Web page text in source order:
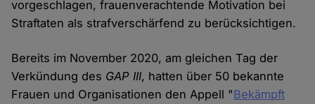
vorgeschlagen, frauenverachtende Motivation bei
Straftaten als strafverschärfend zu berücksichtigen.
Bereits im November 2020, am gleichen Tag der
Verkündung des GAP III, hatten über 50 bekannte
Frauen und Organisationen den Appell "Bekämpft